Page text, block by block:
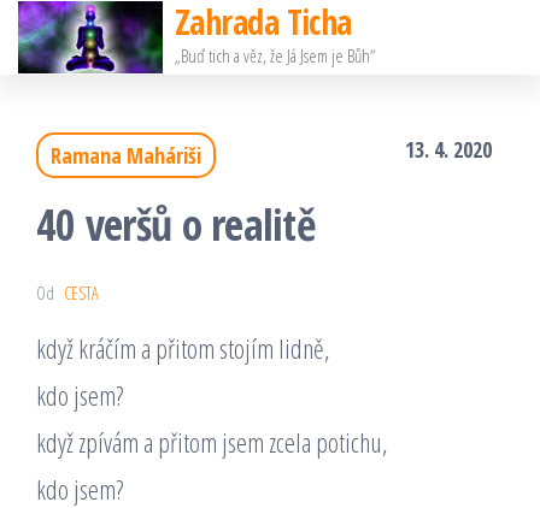
Přeskočit
na
Zahrada Ticha
„Buď tich a věz, že Já Jsem je Bůh“
Ramana Maháriši 13. 4. 2020
40 veršů o realitě
Od CESTA
když kráčím a přitom stojím lidně,
kdo jsem?
když zpívám a přitom jsem zcela potichu,
kdo jsem?